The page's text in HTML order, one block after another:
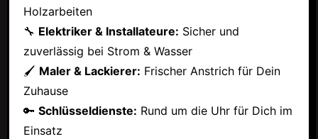
Holzarbeiten
🔧 Elektriker & Installateure: Sicher und
zuverlässig bei Strom & Wasser
🖌 Maler & Lackierer: Frischer Anstrich für Dein
Zuhause
🔑 Schlüsseldienste: Rund um die Uhr für Dich im
Einsatz